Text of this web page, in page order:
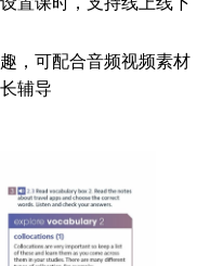
，可配合音频视频素材
辅导